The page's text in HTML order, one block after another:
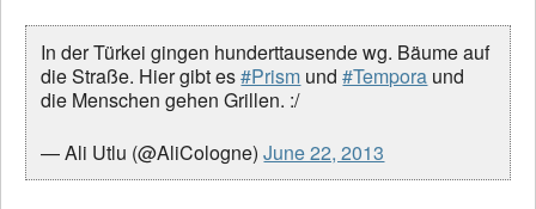
In der Türkei gingen hunderttausende wg. Bäume auf
die Straße. Hier gibt es#Prism und#Tempora und
die Menschen gehen Grillen. :/
— Ali Utlu (@AliCologne)June 22, 2013